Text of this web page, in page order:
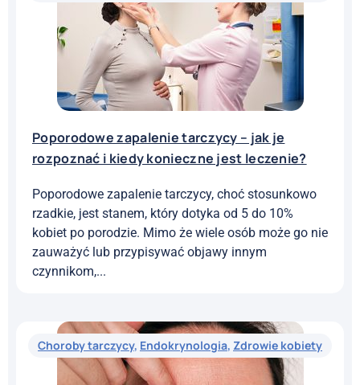
Poporodowe zapalenie tarczycy – jak je
rozpoznać i kiedy konieczne jest leczenie?
Poporodowe zapalenie tarczycy, choć stosunkowo
rzadkie, jest stanem, który dotyka od 5 do 10%
kobiet po porodzie. Mimo że wiele osób może go nie
zauważyć lub przypisywać objawy innym
czynnikom,...
Choroby tarczycy, Endokrynologia, Zdrowie kobiety